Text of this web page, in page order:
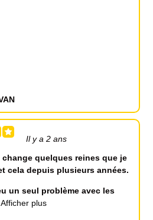
Il y a 2 ans
change quelques reines que je
cela depuis plusieurs années.
un seul problème avec les
Afficher plus